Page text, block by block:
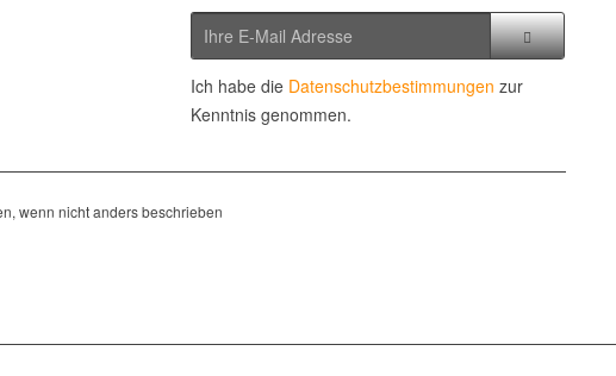
Ich habe die Datenschutzbestimmungen zur
Kenntnis genommen.
wenn nicht anders beschrieben